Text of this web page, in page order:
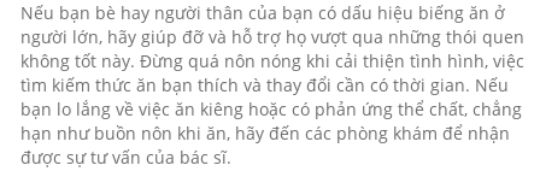
Nếu bạn bè hay người thân của bạn có dấu hiệu biếng ăn ở
người lớn, hãy giúp đỡ và hỗ trợ họ vượt qua những thói quen
không tốt này. Đừng quá nôn nóng khi cải thiện tình hình, việc
tìm kiếm thức ăn bạn thích và thay đổi cần có thời gian. Nếu
bạn lo lắng về việc ăn kiêng hoặc có phản ứng thể chất, chẳng
hạn như buồn nôn khi ăn, hãy đến các phòng khám để nhận
được sự tư vấn của bác sĩ.